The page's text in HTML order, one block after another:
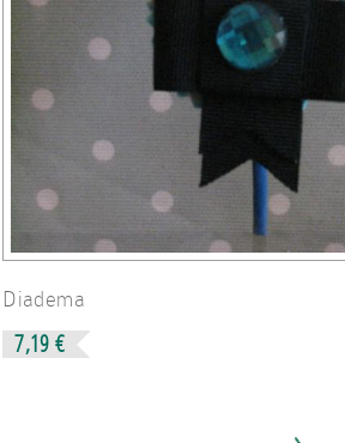
Diadema
7,19 €